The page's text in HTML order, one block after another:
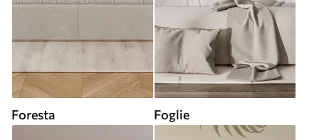
Foresta Foglie